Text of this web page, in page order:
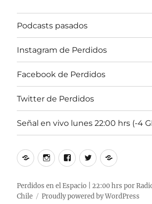
Podcasts pasados
Instagram de Perdidos
Facebook de Perdidos
Twitter de Perdidos
Señal en vivo lunes 22:00 hrs (-4
PodcastsInstagram
Perdidos
Facebook
Perdidos
Twitter
Perdidos
Señal
vivo
lunes
Perdidos en el Espacio | 22:00 hrs por
Chile
Proudly powered by WordPress